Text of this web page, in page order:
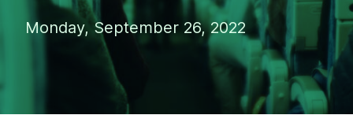
Monday, September 26, 2022